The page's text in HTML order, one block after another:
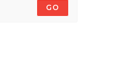
GO